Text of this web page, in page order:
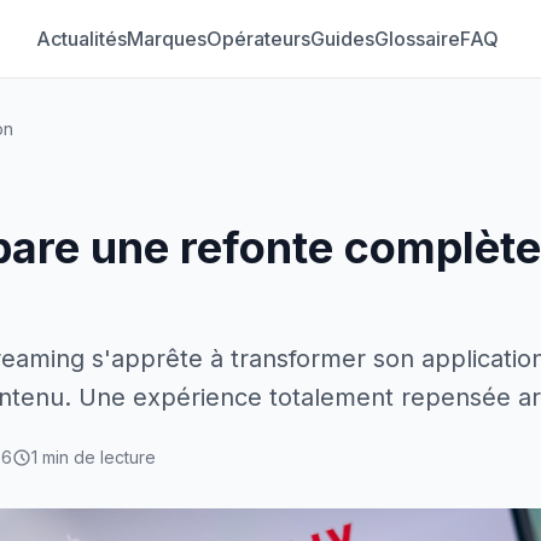
ActualitésMarquesOpérateursGuidesGlossaireFAQ
une refonte
s'apprête à transformer son
Une expérience totalement repensée
1 min de lecture